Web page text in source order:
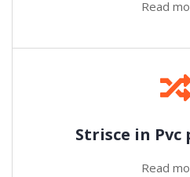
Read
Strisce in Pvc
Read